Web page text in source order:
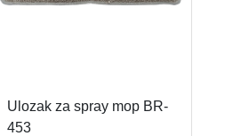
Ulozak za spray mop BR-
453